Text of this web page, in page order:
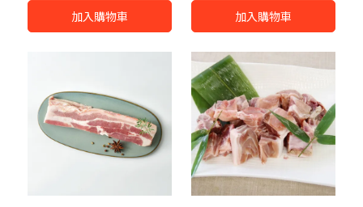
加入購物車 加入購物車